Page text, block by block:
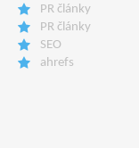
PR články
PR články
SEO
ahrefs